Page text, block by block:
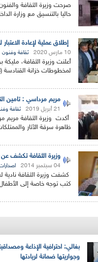
صرحت وزيرة الثقافة
حاليا بالتنسيق مع وزارة
إطلاق عملية لإعادة
10 مارس 2020 ثقافة وفنون
أعلنت وزيرة الثقافة، مليكة
لمخطوطات خزانة القنادسة (18 كلم جنوب بشار)،وهذا في...
مريم مرداسي : تامين
21 أبريل 2019 ثقافة
أكدت وزيرة الثقافة مريم
ظاهرة سرقة الآثار
وزيرة الثقافة تكشف
04 سبتمبر 2014
كشفت وزيرة الثقافة نادية
كتب توجه خاصة إلى
بغالي: احترافية الإذاعة
وجواريتها ضمانة لريادتها